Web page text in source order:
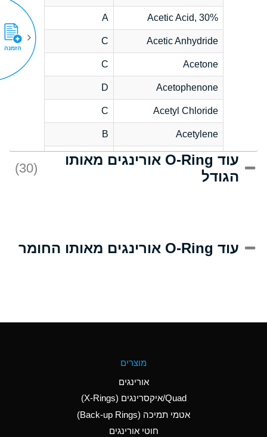
Acetic Acid, 30%
A
Acetic Anhydride
C
Acetone
C
Acetophenone
D
Acetyl Chloride
C
Acetylene
B
Acrlylonitrile
D
Adipic Acid
(Aqueous)
Aluminum Nitrate
(Aqueous)
Aluminum Phosphate
עוד O-Ring אורינגים מאותו
הגודל
(30)
עוד O-Ring אורינגים מאותו החומר
מוצרים
אורינגים
Quad/איקסרינגים (X-Rings)
אטמי תמיכה (Back-up Rings)
חוטי אורינגים
הזמנה